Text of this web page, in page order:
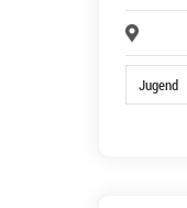
Jugend